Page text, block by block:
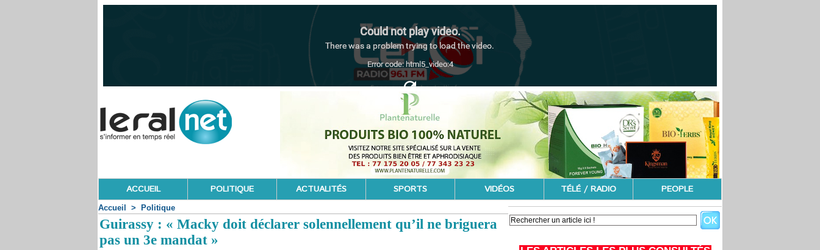
ACCUEIL POLITIQUE ACTUALITÉS SPORTS VIDÉOS TÉLÉ / RADIO PEOPLE
Accueil > Politique
Guirassy : « Macky doit déclarer solennellement qu’il ne briguera
pas un 3e mandat »